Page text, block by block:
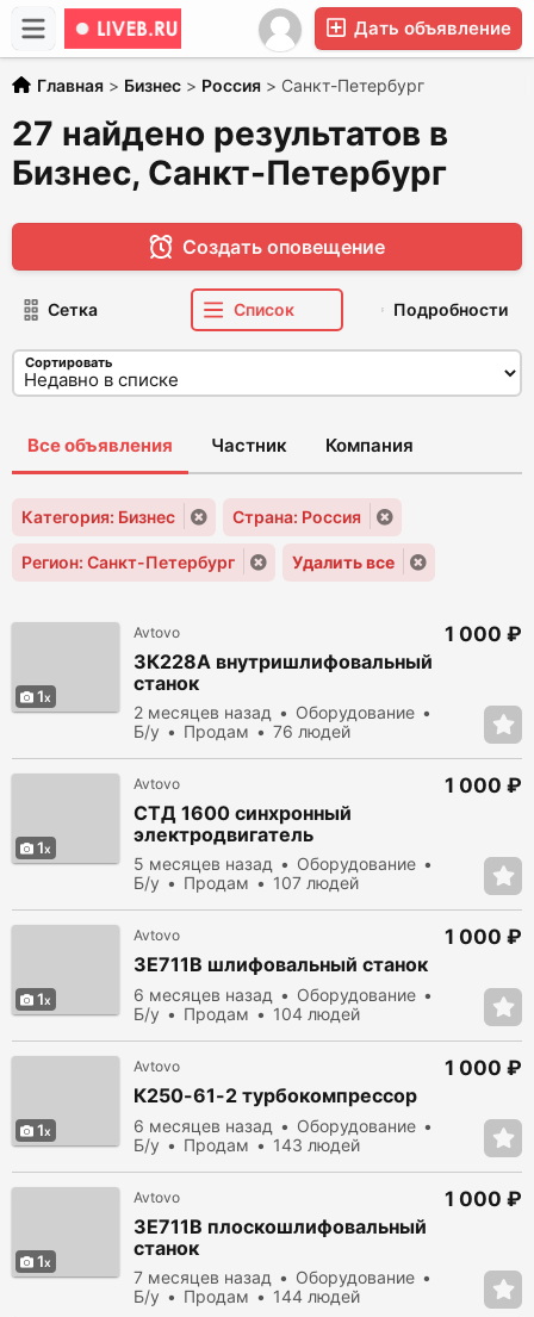
Дать объявление
Главная > Бизнес > Россия > Санкт-Петербург
27 найдено результатов в
Бизнес, Санкт-Петербург
Создать оповещение
Сетка Список Подробности
Сортировать
Все объявления Частник Компания
Категория: Бизнес Страна: Россия
Регион: Санкт-Петербург Удалить все
1
Avtovo
3К228А внутришлифовальный
станок
2 месяцев назад
Оборудование
Б/у
Продам
76 людей
1 000 ₽
1
Avtovo
СТД 1600 синхронный
электродвигатель
5 месяцев назад
Оборудование
Б/у
Продам
107 людей
1 000 ₽
1
Avtovo
3Е711В шлифовальный станок
6 месяцев назад
Оборудование
Б/у
Продам
104 людей
1 000 ₽
1
Avtovo
К250-61-2 турбокомпрессор
6 месяцев назад
Оборудование
Б/у
Продам
143 людей
1 000 ₽
1
Avtovo
3Е711В плоскошлифовальный
станок
7 месяцев назад
Оборудование
Б/у
Продам
144 людей
1 000 ₽